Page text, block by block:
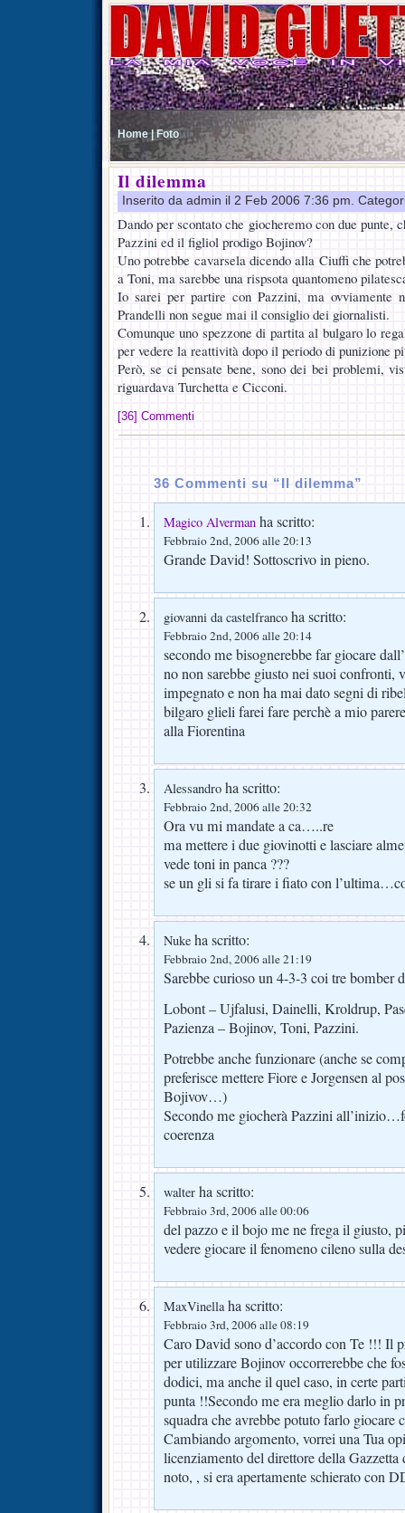
Home | Foto
Il dilemma
Inserito da admin il 2 Feb 2006 7:36 pm.
Dando per scontato che giocheremo con due
Pazzini ed il figliol prodigo Bojinov?
Uno potrebbe cavarsela dicendo alla Ciuffi che
a Toni, ma sarebbe una rispsota quantomeno
Io sarei per partire con Pazzini, ma ovviamente
Prandelli non segue mai il consiglio dei giornalisti.
Comunque uno spezzone di partita al bulgaro lo
per vedere la reattività dopo il periodo di punizione
Però, se ci pensate bene, sono dei bei problemi,
riguardava Turchetta e Cicconi.
[36] Commenti
36 Commenti su “Il dilemma”
Magico Alverman ha scritto:
Febbraio 2nd, 2006 alle 20:13
Grande David! Sottoscrivo in pieno.
giovanni da castelfranco ha scritto:
Febbraio 2nd, 2006 alle 20:14
secondo me bisognerebbe far giocare
no non sarebbe giusto nei suoi confronti,
impegnato e non ha mai dato segni di
bilgaro glieli farei fare perchè a mio
alla Fiorentina
Alessandro ha scritto:
Febbraio 2nd, 2006 alle 20:32
Ora vu mi mandate a ca…..re
ma mettere i due giovinotti e lasciare
vede toni in panca ???
se un gli si fa tirare i fiato con
Nuke ha scritto:
Febbraio 2nd, 2006 alle 21:19
Sarebbe curioso un 4-3-3 coi tre
Lobont – Ujfalusi, Dainelli, Kroldrup,
Pazienza – Bojinov, Toni, Pazzini.
Potrebbe anche funzionare (anche se
preferisce mettere Fiore e Jorgensen al
Bojivov…)
Secondo me giocherà Pazzini
coerenza
walter ha scritto:
Febbraio 3rd, 2006 alle 00:06
del pazzo e il bojo me ne frega il giusto,
vedere giocare il fenomeno cileno sulla
MaxVinellaha scritto:
Febbraio 3rd, 2006 alle 08:19
Caro David sono d’accordo con Te !!! Il
per utilizzare Bojinov occorrerebbe che
dodici, ma anche il quel caso, in certe
punta !!Secondo me era meglio darlo in
squadra che avrebbe potuto farlo giocare
Cambiando argomento, vorrei una Tua
licenziamento del direttore della Gazzetta
noto, , si era apertamente schierato con